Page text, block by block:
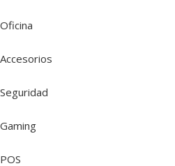
Oficina
Accesorios
Seguridad
Gaming
POS